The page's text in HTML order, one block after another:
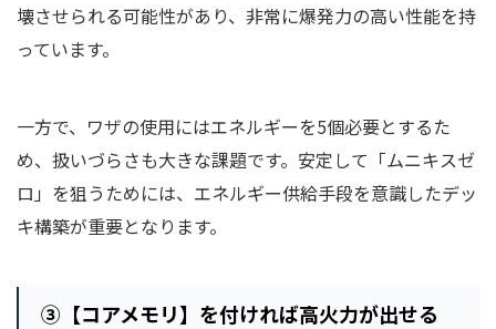
壊させられる可能性があり、非常に爆発力の高い性能を持
っています。
一方で、ワザの使用にはエネルギーを5個必要とするた
め、扱いづらさも大きな課題です。安定して「ムニキスゼ
ロ」を狙うためには、エネルギー供給手段を意識したデッ
キ構築が重要となります。
③ 【コアメモリ】を付ければ高火力が出せる